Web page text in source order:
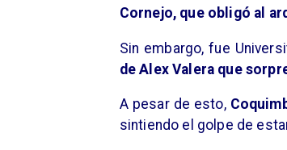
Cornejo, que obligó al
Sin embargo, fue
de Alex Valera que
A pesar de esto,
sintiendo el golpe de